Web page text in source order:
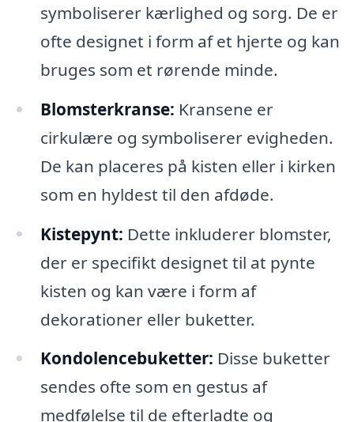
symboliserer kærlighed og sorg. De er
ofte designet i form af et hjerte og kan
bruges som et rørende minde.
Blomsterkranse: Kransene er
cirkulære og symboliserer evigheden.
De kan placeres på kisten eller i kirken
som en hyldest til den afdøde.
Kistepynt: Dette inkluderer blomster,
der er specifikt designet til at pynte
kisten og kan være i form af
dekorationer eller buketter.
Kondolencebuketter: Disse buketter
sendes ofte som en gestus af
medfølelse til de efterladte og